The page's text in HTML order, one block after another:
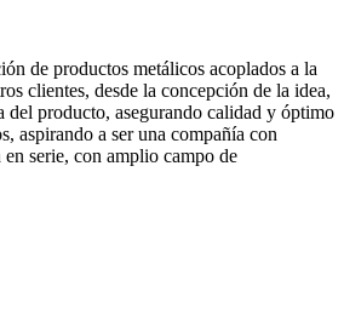
de productos metálicos acoplados a la
clientes, desde la concepción de la idea,
del producto, asegurando calidad y óptimo
aspirando a ser una compañía con
serie, con amplio campo de